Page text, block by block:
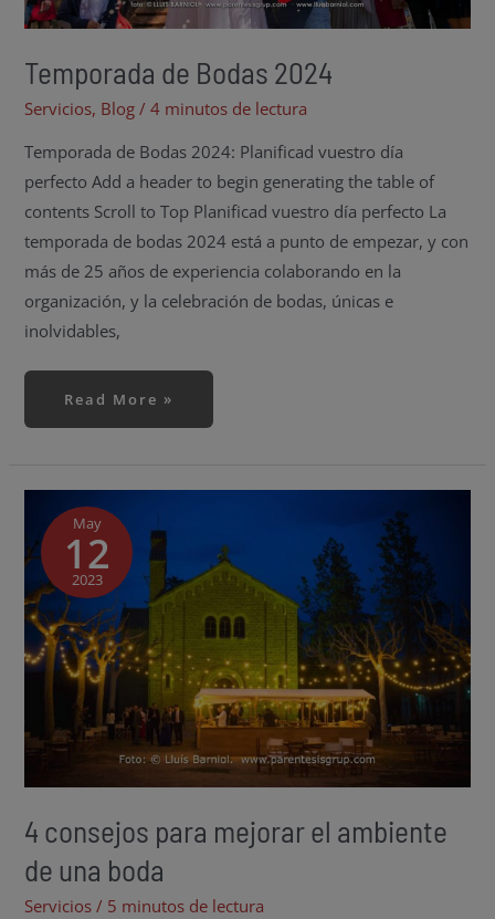
Temporada de Bodas 2024
Servicios, Blog /4 minutos de lectura
Temporada de Bodas 2024: Planificad vuestro día
perfecto Add a header to begin generating the table of
contents Scroll to Top Planificad vuestro día perfecto La
temporada de bodas 2024 está a punto de empezar, y con
más de 25 años de experiencia colaborando en la
organización, y la celebración de bodas, únicas e
inolvidables,
Read More »
May
12
2023
4 consejos para mejorar el ambiente
de una boda
Servicios / 5 minutos de lectura
4
consejos
para
mejorar
el
ambiente
de
una
boda